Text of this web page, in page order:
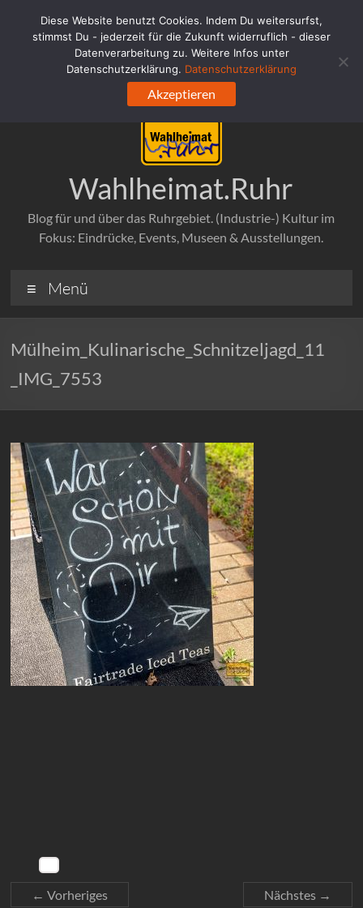
springen
Wahlheimat.Ruhr
Blog für und über das Ruhrgebiet. (Industrie-) Kultur im
Fokus: Eindrücke, Events, Museen & Ausstellungen.
Menü
Mülheim_Kulinarische_Schnitzeljagd_11
_IMG_7553
← Vorheriges Nächstes →
Diese Website benutzt Cookies. Indem Du weitersurfst,
stimmst Du - jederzeit für die Zukunft widerruflich - dieser
Datenverarbeitung zu. Weitere Infos unter
Datenschutzerklärung. Datenschutzerklärung
Akzeptieren